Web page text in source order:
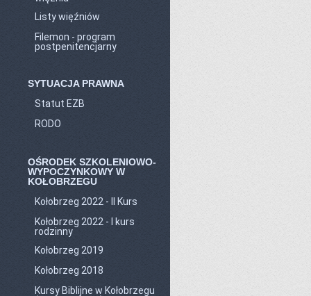
Listy więźniów
Filemon - program
postpenitencjarny
SYTUACJA PRAWNA
Statut EZB
RODO
OŚRODEK SZKOLENIOWO-
WYPOCZYNKOWY W
KOŁOBRZEGU
Kołobrzeg 2022 - II Kurs
Kołobrzeg 2022 - I kurs
rodzinny
Kołobrzeg 2019
Kołobrzeg 2018
Kursy Biblijne w Kołobrzegu